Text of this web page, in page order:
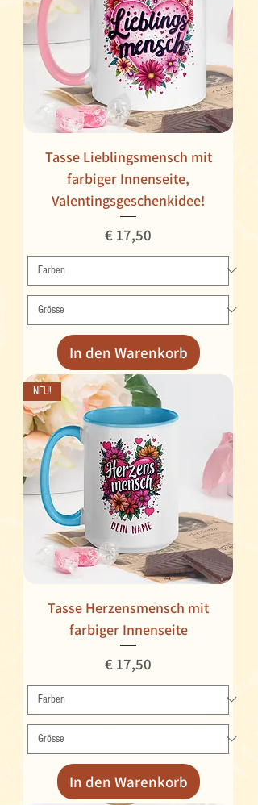
Tasse Lieblingsmensch mit
farbiger Innenseite,
Valentingsgeschenkidee!
Preis
€ 17,50
In den Warenkorb
NEU!
Tasse Herzensmensch mit
farbiger Innenseite
Preis
€ 17,50
In den Warenkorb